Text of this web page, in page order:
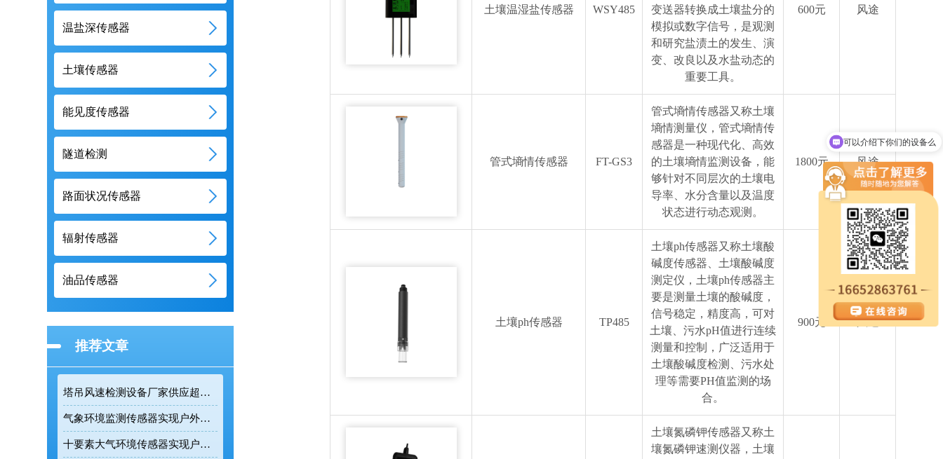
温盐深传感器
土壤传感器
能见度传感器
隧道检测
路面状况传感器
辐射传感器
油品传感器
推荐文章
塔吊风速检测设备厂家供应超声波高精度监测传感设备
气象环境监测传感器实现户外气象参数全天候在线监测
十要素大气环境传感器实现户外气象24小时连续监测
土壤温湿盐传感器 WSY485
变送器转换成土壤盐分的
模拟或数字信号，是观测
和研究盐渍土的发生、演
变、改良以及水盐动态的
重要工具。
600元 风途
管式墒情传感器 FT-GS3
管式墒情传感器又称土壤
墒情测量仪，管式墒情传
感器是一种现代化、高效
的土壤墒情监测设备，能
够针对不同层次的土壤电
导率、水分含量以及温度
状态进行动态观测。
1800元 风途
土壤ph传感器 TP485
土壤ph传感器又称土壤酸
碱度传感器、土壤酸碱度
测定仪，土壤ph传感器主
要是测量土壤的酸碱度，
信号稳定，精度高，可对
土壤、污水pH值进行连续
测量和控制，广泛适用于
土壤酸碱度检测、污水处
理等需要PH值监测的场
合。
900元 风途
土壤氮磷钾传感器又称土
壤氮磷钾速测仪器，土壤
这款设备费用是多少？